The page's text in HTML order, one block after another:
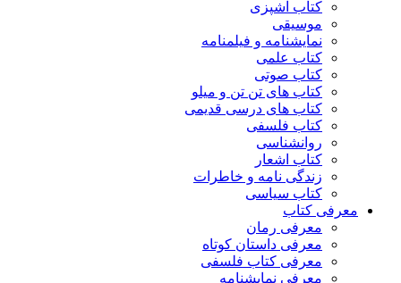
کتاب آشپزی
موسیقی
نمایشنامه و فیلمنامه
کتاب علمی
کتاب صوتی
کتاب های تن تن و میلو
کتاب های درسی قدیمی
کتاب فلسفی
روانشناسی
کتاب اشعار
زندگی نامه و خاطرات
کتاب سیاسی
معرفی کتاب
معرفی رمان
معرفی داستان کوتاه
معرفی کتاب فلسفی
معرفی نمایشنامه